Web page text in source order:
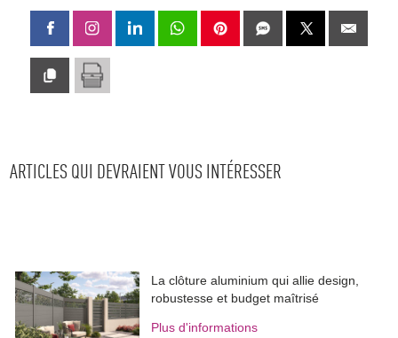
ARTICLES QUI DEVRAIENT VOUS INTÉRESSER
La clôture aluminium qui allie design,
robustesse et budget maîtrisé
Plus d'informations